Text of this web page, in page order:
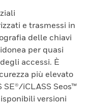
e trasmessi in
delle chiavi
per quasi
accessi. È
più elevato
iCLASS Seos™
versioni